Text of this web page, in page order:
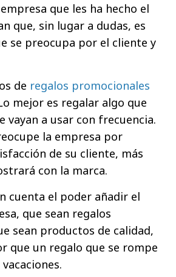
que les ha hecho el
que, sin lugar a dudas, es
se preocupa por el cliente y
de regalos promocionales
mejor es regalar algo que
vayan a usar con frecuencia.
la empresa por
de su cliente, más
con la marca.
cuenta el poder añadir el
que sean regalos
sean productos de calidad,
que un regalo que se rompe